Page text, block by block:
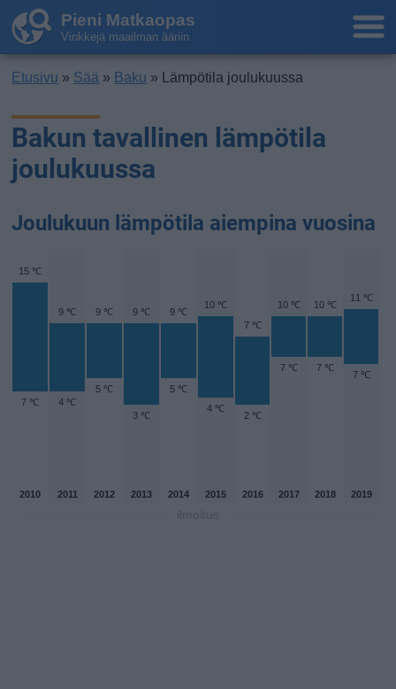
Pieni Matkaopas
Vinkkejä maailman ääriin
Etusivu » Sää » Baku » Lämpötila joulukuussa
Bakun tavallinen lämpötila
joulukuussa
Joulukuun lämpötila aiempina vuosina
15 ℃
7 ℃
9 ℃
4 ℃
9 ℃
5 ℃
9 ℃
3 ℃
9 ℃
5 ℃
10 ℃
4 ℃
7 ℃
2 ℃
10 ℃
7 ℃
10 ℃
7 ℃
11 ℃
7 ℃
2010 2011 2012 2013 2014 2015 2016 2017 2018 2019